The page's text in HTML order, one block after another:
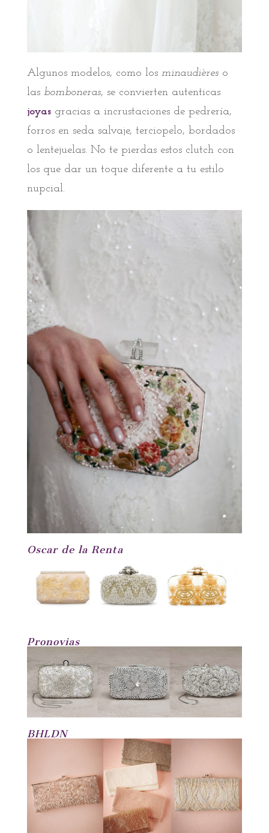
Algunos modelos, como losminaudièreso
las bomboneras, se convierten autenticas
joyasgracias a incrustaciones de pedrería,
forros en seda salvaje, terciopelo, bordados
o lentejuelas. No te pierdas estos clutch con
los que dar un toque diferente a tu estilo
nupcial.
Oscar de la Renta
Pronovias
BHLDN